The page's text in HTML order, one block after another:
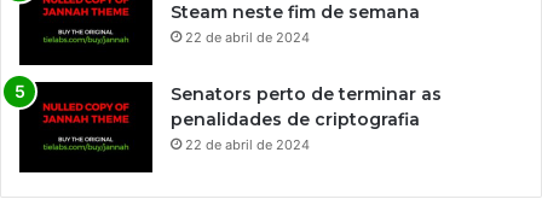
Steam neste fim de semana
22 de abril de 2024
Senators perto de terminar as
penalidades de criptografia
22 de abril de 2024